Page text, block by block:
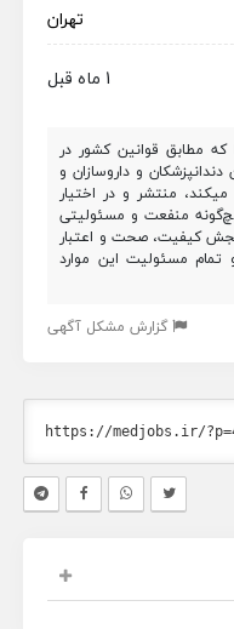
تهران
1 ماه قبل
که مطابق قوانین کشور در
و داروسازان و
منتشر و در اختیار
منفعت و مسئولیتی
کیفیت، صحت و اعتبار
تمام مسئولیت این موارد
گزارش مشکل آگهی